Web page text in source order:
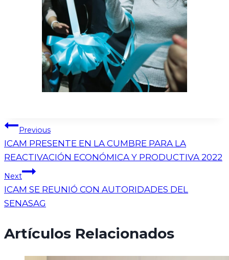
Previous
ICAM PRESENTE EN LA CUMBRE PARA LA
REACTIVACIÓN ECONÓMICA Y PRODUCTIVA 2022
Next
ICAM SE REUNIÓ CON AUTORIDADES DEL
SENASAG
Artículos Relacionados